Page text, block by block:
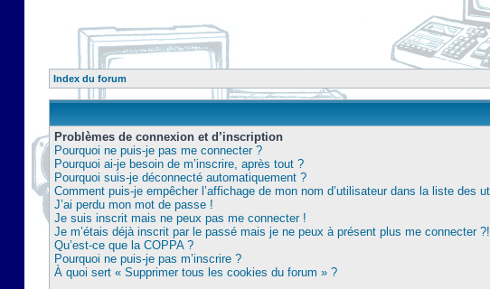
Index du forum
Problèmes de connexion et d’inscription
Pourquoi ne puis-je pas me connecter ?
Pourquoi ai-je besoin de m’inscrire, après tout ?
Pourquoi suis-je déconnecté automatiquement ?
Comment puis-je empêcher l’affichage de mon nom d’utilisateur dans la liste des
J’ai perdu mon mot de passe !
Je suis inscrit mais ne peux pas me connecter !
Je m’étais déjà inscrit par le passé mais je ne peux à présent plus me connecter ?!
Qu’est-ce que la COPPA ?
Pourquoi ne puis-je pas m’inscrire ?
À quoi sert « Supprimer tous les cookies du forum » ?